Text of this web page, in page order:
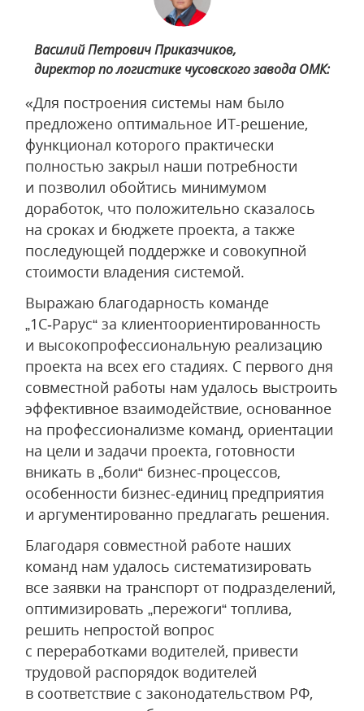
Василий Петрович Приказчиков,
директор по логистике чусовского завода ОМК:
«Для построения системы нам было
предложено оптимальное ИТ-решение,
функционал которого практически
полностью закрыл наши потребности
и позволил обойтись минимумом
доработок, что положительно сказалось
на сроках и бюджете проекта, а также
последующей поддержке и совокупной
стоимости владения системой.
Выражаю благодарность команде
„1С‑Рарус“ за клиентоориентированность
и высокопрофессиональную реализацию
проекта на всех его стадиях. С первого дня
совместной работы нам удалось выстроить
эффективное взаимодействие, основанное
на профессионализме команд, ориентации
на цели и задачи проекта, готовности
вникать в „боли“ бизнес-процессов,
особенности бизнес-единиц предприятия
и аргументированно предлагать решения.
Благодаря совместной работе наших
команд нам удалось систематизировать
все заявки на транспорт от подразделений,
оптимизировать „пережоги“ топлива,
решить непростой вопрос
с переработками водителей, привести
трудовой распорядок водителей
в соответствие с законодательством РФ,